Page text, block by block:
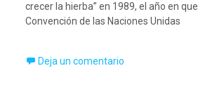
crecer la hierba” en 1989, el año en
Convención de las Naciones Unidas
Deja un comentario